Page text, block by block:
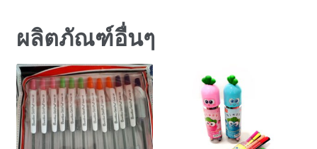
ผลิตภัณฑ์อื่นๆ